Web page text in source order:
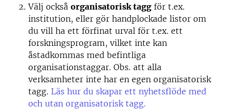
Välj också organisatorisk tagg för t.ex.
institution, eller gör handplockade listor om
du vill ha ett förfinat urval för t.ex. ett
forskningsprogram, vilket inte kan
åstadkommas med befintliga
organisationstaggar. Obs. att alla
verksamheter inte har en egen organisatorisk
tagg. Läs hur du skapar ett nyhetsflöde med
och utan organisatorisk tagg.